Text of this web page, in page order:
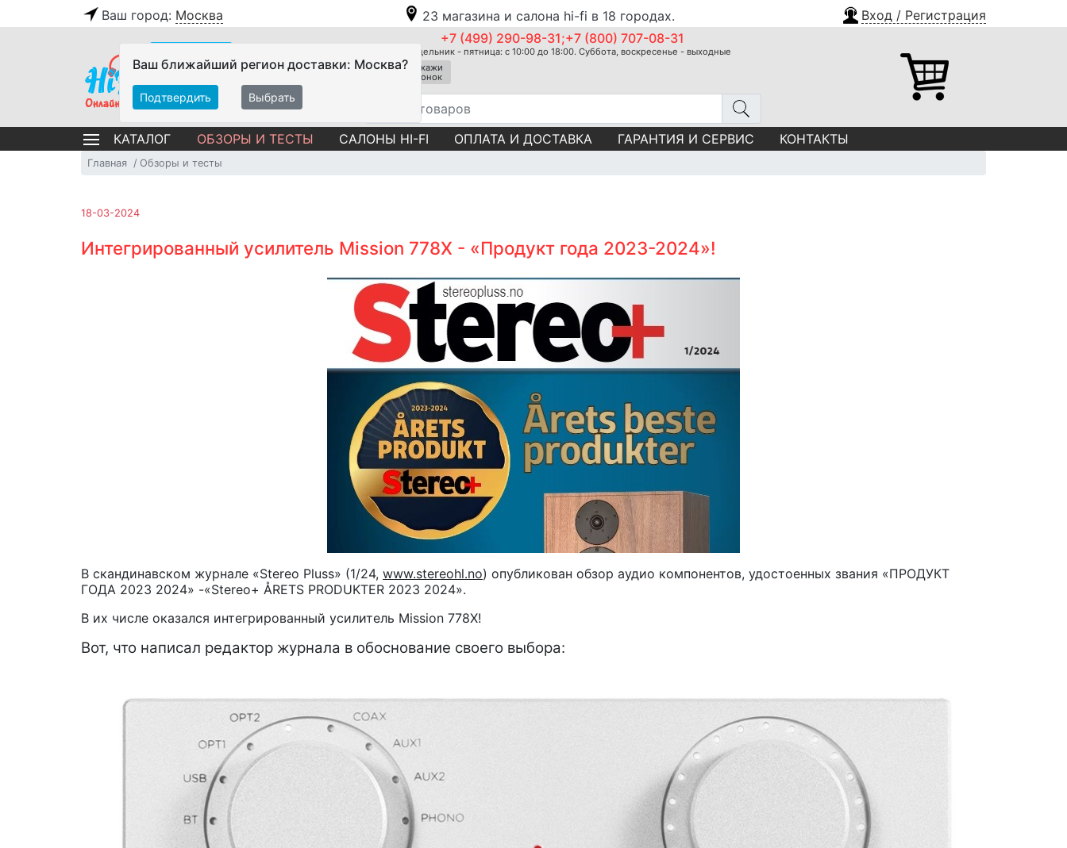
Ваш город: Москва 23 магазина и салона hi-fi в 18 городах. Вход / Регистрация
Ваш ближайший регион доставки: Москва?
Подтвердить Выбрать
+7 (499) 290-98-31;+7 (800) 707-08-31
Понедельник - пятница: с 10:00 до 18:00. Суббота, воскресенье - выходные
Закажи
звонок
КАТАЛОГ ОБЗОРЫ И ТЕСТЫ САЛОНЫ HI-FI ОПЛАТА И ДОСТАВКА ГАРАНТИЯ И СЕРВИС КОНТАКТЫ
Главная Обзоры и тесты
18-03-2024
Интегрированный усилитель Mission 778X - «Продукт года 2023-2024»!
В скандинавском журнале «Stereo Pluss» (1/24, www.stereohl.no) опубликован обзор аудио компонентов, удостоенных звания «ПРОДУКТ
ГОДА 2023 2024» -«Stereo+ ÅRETS PRODUKTER 2023 2024».
В их числе оказался интегрированный усилитель Mission 778X!
Вот, что написал редактор журнала в обоснование своего выбора: